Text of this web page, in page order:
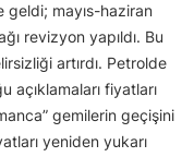
geldi; mayıs-haziran
revizyon yapıldı. Bu
artırdı. Petrolde
açıklamaları fiyatları
gemilerin geçişini
yeniden yukarı